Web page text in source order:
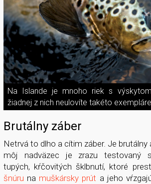
Na Islande je mnoho riek s
žiadnej z nich neulovíte takéto
Brutálny záber
Netrvá to dlho a cítim záber. Je
môj nadväzec je zrazu testovaný
tupých, kŕčovitých šklbnutí, ktoré
šnúru na muškársky prút a jeho